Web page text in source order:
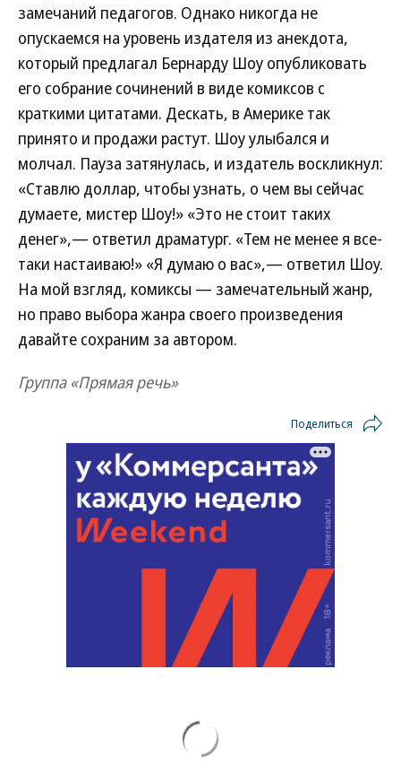
замечаний педагогов. Однако никогда не
опускаемся на уровень издателя из анекдота,
который предлагал Бернарду Шоу опубликовать
его собрание сочинений в виде комиксов с
краткими цитатами. Дескать, в Америке так
принято и продажи растут. Шоу улыбался и
молчал. Пауза затянулась, и издатель воскликнул:
«Ставлю доллар, чтобы узнать, о чем вы сейчас
думаете, мистер Шоу!» «Это не стоит таких
денег»,— ответил драматург. «Тем не менее я все-
таки настаиваю!» «Я думаю о вас»,— ответил Шоу.
На мой взгляд, комиксы — замечательный жанр,
но право выбора жанра своего произведения
давайте сохраним за автором.
Группа «Прямая речь»
Поделиться